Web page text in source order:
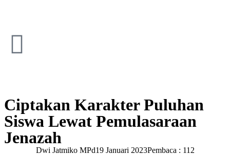
Ciptakan Karakter Puluhan
Siswa Lewat Pemulasaraan
Jenazah
Dwi Jatmiko MPd19 Januari 2023Pembaca : 112